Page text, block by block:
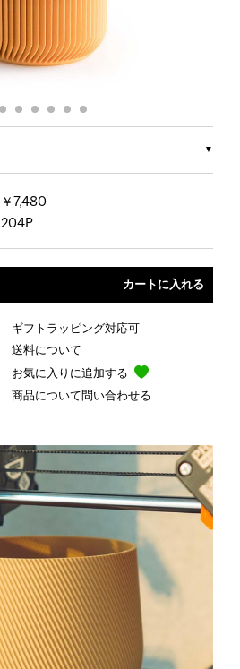
￥7,480
204P
ギフトラッピング対応可
送料について
お気に入りに追加する
商品について問い合わせる